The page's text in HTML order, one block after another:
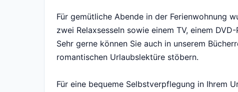
Für gemütliche Abende in der Ferienwohnung
zwei Relaxsesseln sowie einem TV, einem
Sehr gerne können Sie auch in unserem
romantischen Urlaubslektüre stöbern.
Für eine bequeme Selbstverpflegung in Ihrem